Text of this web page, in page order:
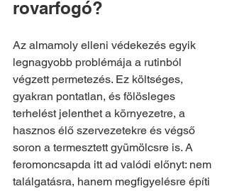
rovarfogó?
Az almamoly elleni védekezés egyik
legnagyobb problémája a rutinból
végzett permetezés. Ez költséges,
gyakran pontatlan, és fölösleges
terhelést jelenthet a környezetre, a
hasznos élő szervezetekre és végső
soron a termesztett gyümölcsre is. A
feromoncsapda itt ad valódi előnyt: nem
találgatásra, hanem megfigyelésre építi